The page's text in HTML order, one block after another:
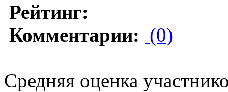
Рейтинг:
Комментарии: (0)
Средняя оценка